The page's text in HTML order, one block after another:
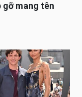
gỡ mang tên